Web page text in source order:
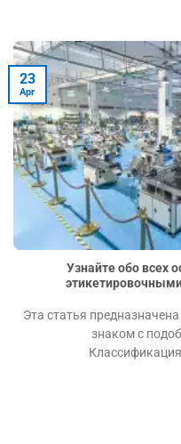
Узнайте обо всех
Эта статья
знаком с
23
Apr